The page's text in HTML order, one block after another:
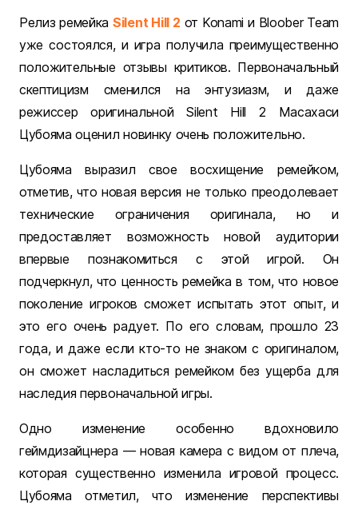
Релиз ремейкаSilent Hill 2 от Konami и Bloober Team
уже состоялся, и игра получила преимущественно
положительные отзывы критиков. Первоначальный
скептицизм сменился на энтузиазм, и даже
режиссер оригинальной Silent Hill 2 Масахаси
Цубояма оценил новинку очень положительно.
Цубояма выразил свое восхищение ремейком,
отметив, что новая версия не только преодолевает
технические ограничения оригинала, но и
предоставляет возможность новой аудитории
впервые познакомиться с этой игрой. Он
подчеркнул, что ценность ремейка в том, что новое
поколение игроков сможет испытать этот опыт, и
это его очень радует. По его словам, прошло 23
года, и даже если кто-то не знаком с оригиналом,
он сможет насладиться ремейком без ущерба для
наследия первоначальной игры.
Одно изменение особенно вдохновило
геймдизайцнера — новая камера с видом от плеча,
которая существенно изменила игровой процесс.
Цубояма отметил, что изменение перспективы